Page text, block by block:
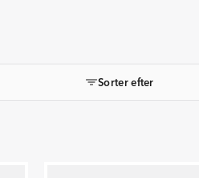
Sorter efter